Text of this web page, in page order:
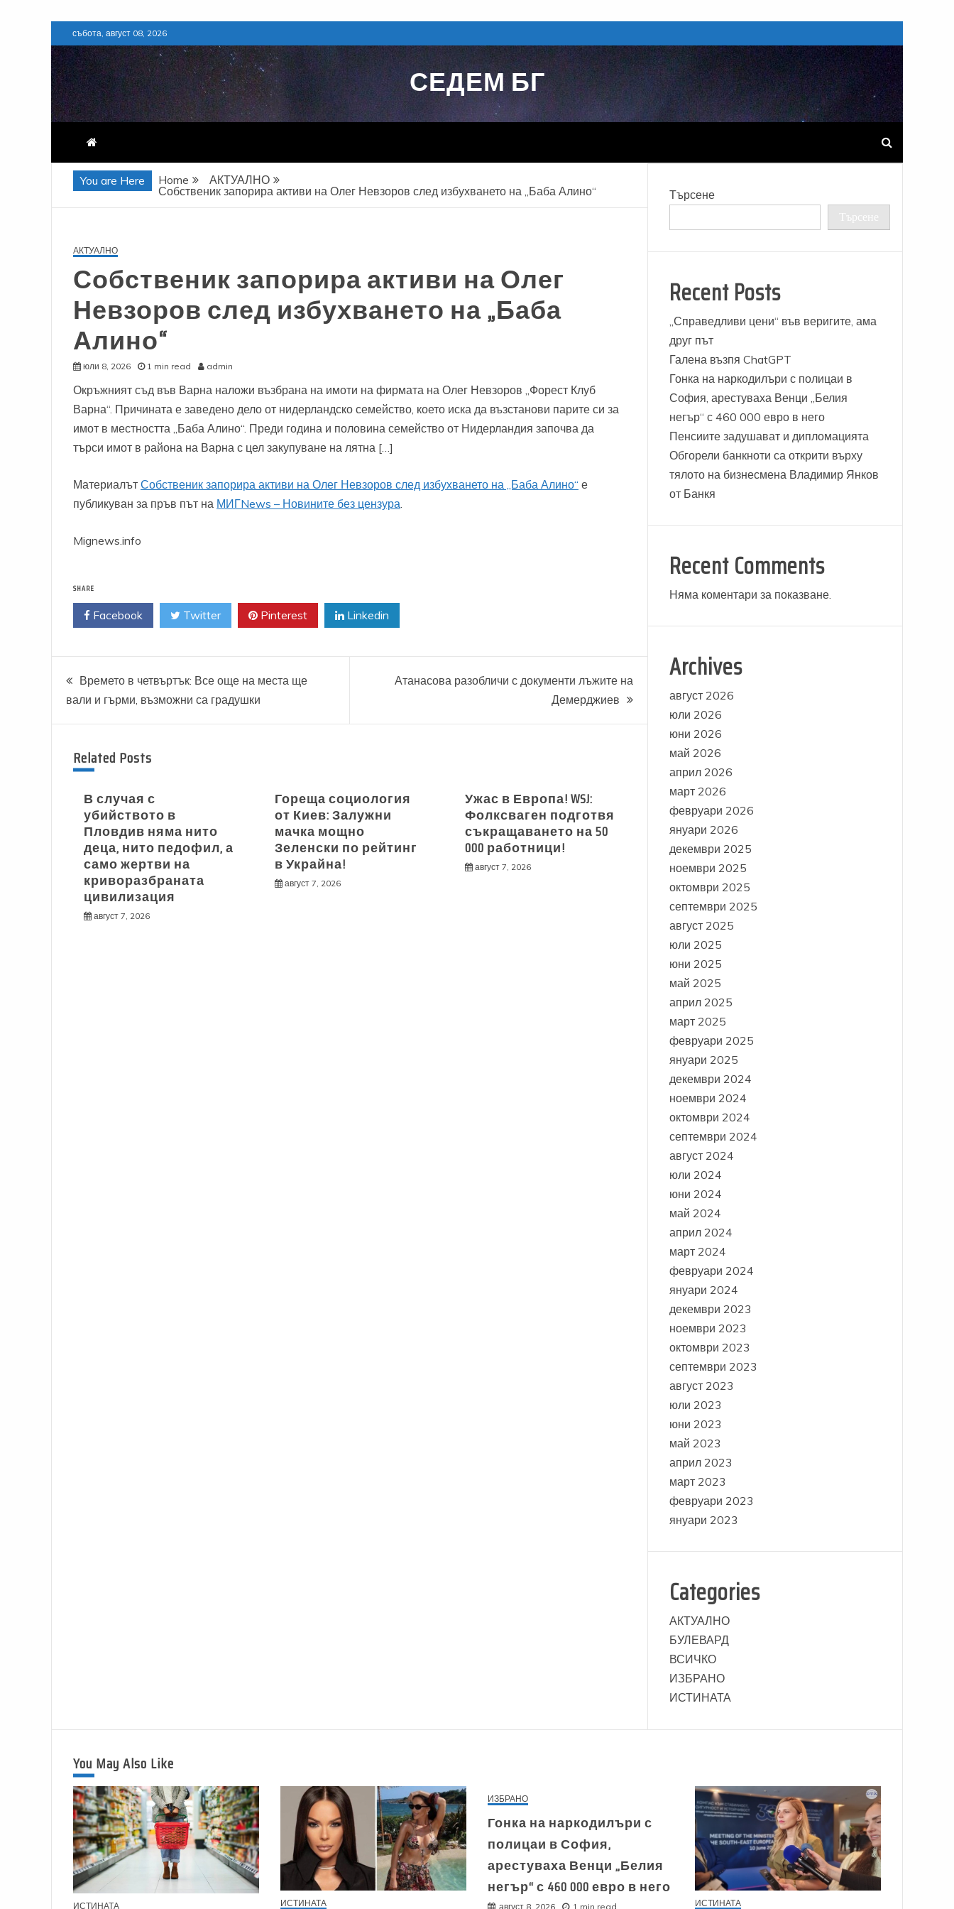
to
content
събота, август 08, 2026
СЕДЕМ БГ
You are Here Home
АКТУАЛНО
Собственик запорира активи на Олег Невзоров след избухването на „Баба Алино“
АКТУАЛНО
Собственик запорира активи на Олег
Невзоров след избухването на „Баба
Алино“
юли 8, 2026 1 min read admin
Окръжният съд във Варна наложи възбрана на имоти на фирмата на Олег Невзоров „Форест Клуб
Варна“. Причината е заведено дело от нидерландско семейство, което иска да възстанови парите си за
имот в местността „Баба Алино“. Преди година и половина семейство от Нидерландия започва да
търси имот в района на Варна с цел закупуване на лятна […]
Материалът Собственик запорира активи на Олег Невзоров след избухването на „Баба Алино“ е
публикуван за пръв път на МИГNews – Новините без цензура.
Mignews.info
SHARE
Facebook Twitter Pinterest Linkedin
Навигация
Времето в четвъртък: Все още на места ще
вали и гърми, възможни са градушки
Атанасова разобличи с документи лъжите на
Демерджиев
Related Posts
В случая с
убийството в
Пловдив няма нито
деца, нито педофил, а
само жертви на
криворазбраната
цивилизация
август 7, 2026
Гореща социология
от Киев: Залужни
мачка мощно
Зеленски по рейтинг
в Украйна!
август 7, 2026
Ужас в Европа! WSJ:
Фолксваген подготвя
съкращаването на 50
000 работници!
август 7, 2026
Търсене
Търсене
Recent Posts
„Справедливи цени“ във веригите, ама
друг път
Галена възпя ChatGPT
Гонка на наркодилъри с полицаи в
София, арестуваха Венци „Белия
негър“ с 460 000 евро в него
Пенсиите задушават и дипломацията
Обгорели банкноти са открити върху
тялото на бизнесмена Владимир Янков
от Банкя
Recent Comments
Няма коментари за показване.
Archives
август 2026
юли 2026
юни 2026
май 2026
април 2026
март 2026
февруари 2026
януари 2026
декември 2025
ноември 2025
октомври 2025
септември 2025
август 2025
юли 2025
юни 2025
май 2025
април 2025
март 2025
февруари 2025
януари 2025
декември 2024
ноември 2024
октомври 2024
септември 2024
август 2024
юли 2024
юни 2024
май 2024
април 2024
март 2024
февруари 2024
януари 2024
декември 2023
ноември 2023
октомври 2023
септември 2023
август 2023
юли 2023
юни 2023
май 2023
април 2023
март 2023
февруари 2023
януари 2023
Categories
АКТУАЛНО
БУЛЕВАРД
ВСИЧКО
ИЗБРАНО
ИСТИНАТА
You May Also Like
ИСТИНАТА ИСТИНАТА
ИЗБРАНО
Гонка на наркодилъри с
полицаи в София,
арестуваха Венци „Белия
негър“ с 460 000 евро в него
август 8, 2026 1 min read ИСТИНАТА